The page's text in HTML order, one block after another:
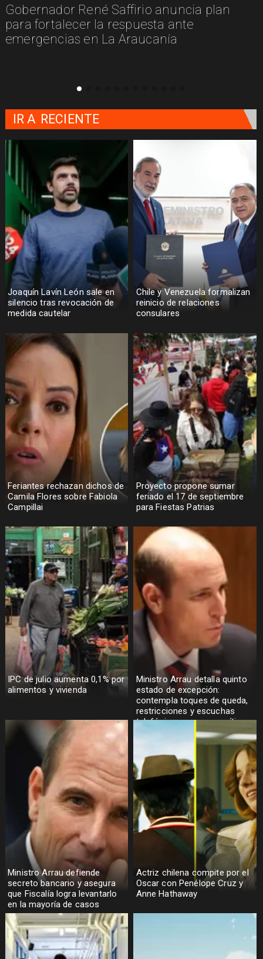
Gobernador René Saffirio anuncia plan
para fortalecer la respuesta ante
emergencias en La Araucanía
Joaquín Lavín León sale en
silencio tras revocación de
medida cautelar
Chile y Venezuela formalizan
reinicio de relaciones
consulares
Feriantes rechazan dichos de
Camila Flores sobre Fabiola
Campillai
Proyecto propone sumar
feriado el 17 de septiembre
para Fiestas Patrias
IPC de julio aumenta 0,1% por
alimentos y vivienda
Ministro Arrau detalla quinto
estado de excepción:
contempla toques de queda,
restricciones y escuchas
telefónicas en zonas críticas
Ministro Arrau defiende
secreto bancario y asegura
que Fiscalía logra levantarlo
en la mayoría de casos
Actriz chilena compite por el
Oscar con Penélope Cruz y
Anne Hathaway
IR A RECIENTE